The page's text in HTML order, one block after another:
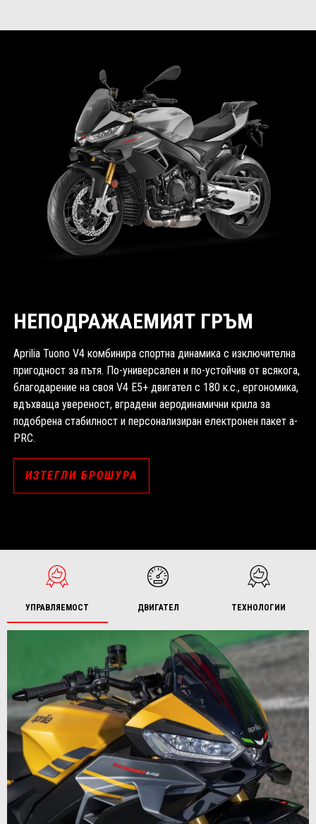
НЕПОДРАЖАЕМИЯТ ГРЪМ
Aprilia Tuono V4 комбинира спортна динамика с изключителна
пригодност за пътя. По-универсален и по-устойчив от всякога,
благодарение на своя V4 E5+ двигател с 180 к.с., ергономика,
вдъхваща увереност, вградени аеродинамични крила за
подобрена стабилност и персонализиран електронен пакет a-
PRC.
ИЗТЕГЛИ БРОШУРА
УПРАВЛЯЕМОСТ ДВИГАТЕЛ ТЕХНОЛОГИИ